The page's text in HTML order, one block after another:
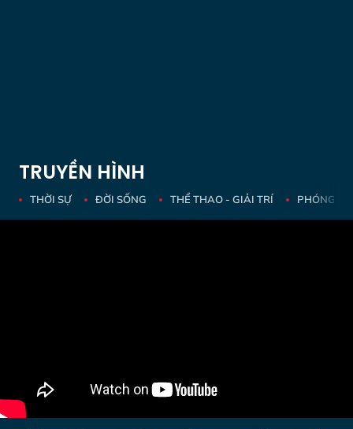
TRUYỀN HÌNH
THỜI SỰ ĐỜI SỐNG THỂ THAO - GIẢI TRÍ PHÓNG